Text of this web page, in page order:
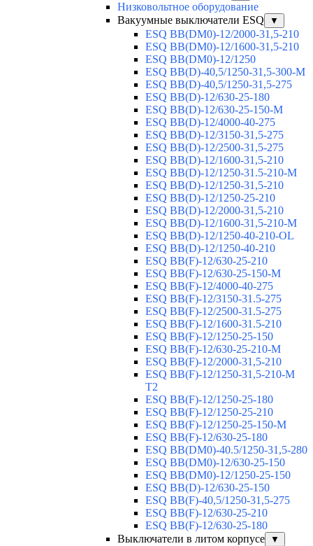
Низковольтное оборудование
Вакуумные выключатели ESQ
▼
ESQ ВВ(DM0)-12/2000-31,5-210
ESQ ВВ(DM0)-12/1600-31,5-210
ESQ ВВ(DM0)-12/1250
ESQ ВВ(D)-40,5/1250-31,5-300-М
ESQ ВВ(D)-40,5/1250-31,5-275
ESQ ВВ(D)-12/630-25-180
ESQ ВВ(D)-12/630-25-150-М
ESQ ВВ(D)-12/4000-40-275
ESQ ВВ(D)-12/3150-31,5-275
ESQ ВВ(D)-12/2500-31,5-275
ESQ ВВ(D)-12/1600-31,5-210
ESQ ВВ(D)-12/1250-31.5-210-М
ESQ ВВ(D)-12/1250-31,5-210
ESQ ВВ(D)-12/1250-25-210
ESQ BB(D)-12/2000-31,5-210
ESQ BB(D)-12/1600-31,5-210-М
ESQ BB(D)-12/1250-40-210-OL
ESQ BB(D)-12/1250-40-210
ESQ ВВ(F)-12/630-25-210
ESQ ВВ(F)-12/630-25-150-М
ESQ ВВ(F)-12/4000-40-275
ESQ ВВ(F)-12/3150-31.5-275
ESQ ВВ(F)-12/2500-31.5-275
ESQ ВВ(F)-12/1600-31.5-210
ESQ ВВ(F)-12/1250-25-150
ESQ BB(F)-12/630-25-210-М
ESQ BB(F)-12/2000-31,5-210
ESQ BB(F)-12/1250-31,5-210-М
T2
ESQ BB(F)-12/1250-25-180
ESQ ВВ(F)-12/1250-25-210
ESQ ВВ(F)-12/1250-25-150-М
ESQ BB(F)-12/630-25-180
ESQ ВВ(DM0)-40.5/1250-31,5-280
ESQ ВВ(DM0)-12/630-25-150
ESQ ВВ(DM0)-12/1250-25-150
ESQ BB(D)-12/630-25-150
ESQ ВВ(F)-40,5/1250-31,5-275
ESQ ВВ(F)-12/630-25-210
ESQ ВВ(F)-12/630-25-180
Выключатели в литом корпусе
▼